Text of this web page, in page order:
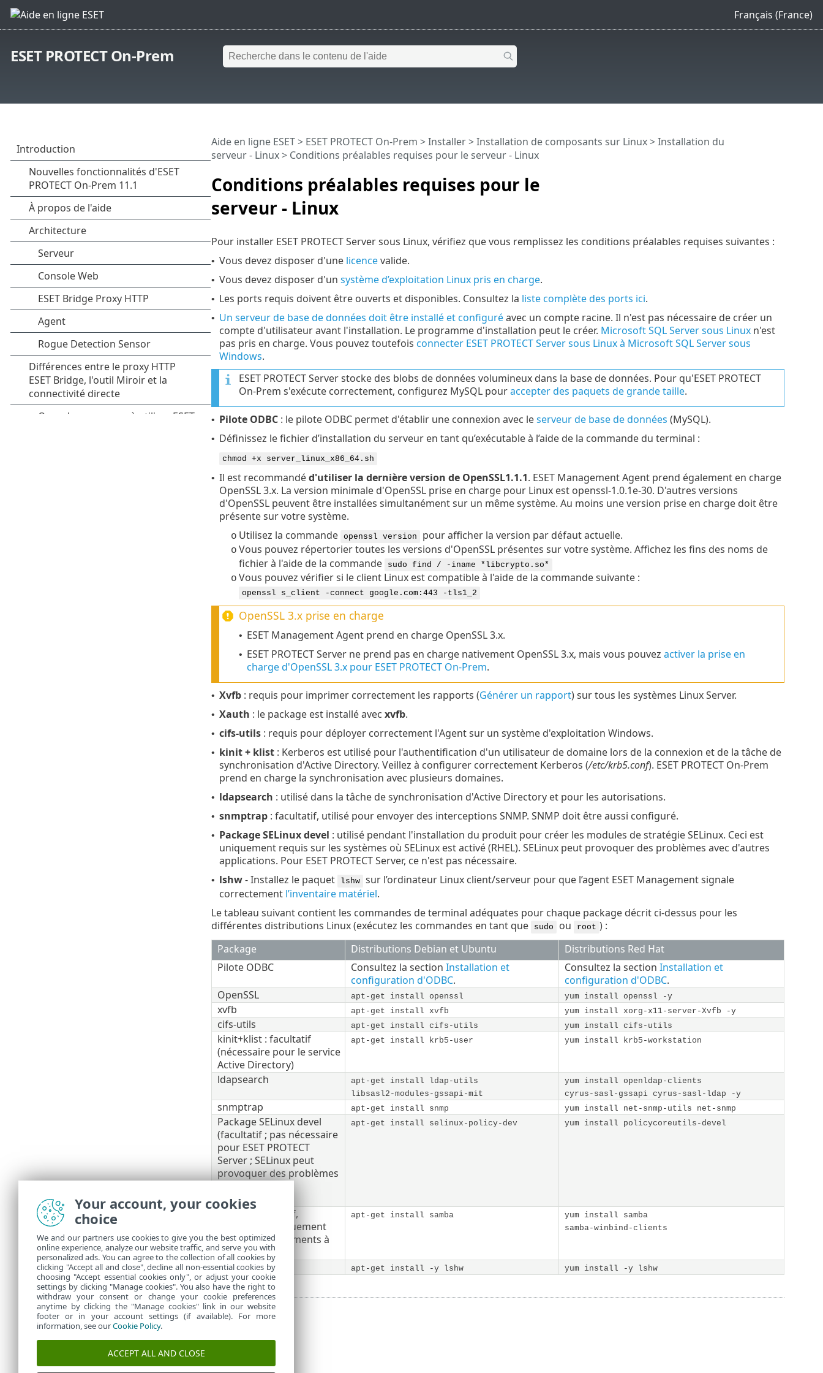
Français (France)
ESET PROTECT On-Prem
Conditions préalables requises pour le
serveur - Linux
Aide en ligne ESET> ESET PROTECT On-Prem >Installer>Installation de composants sur Linux>Installation du
serveur - Linux> Conditions préalables requises pour le serveur - Linux
Pour installer ESET PROTECT Server sous Linux, vérifiez que vous remplissez les conditions préalables requises suivantes :
• Vous devez disposer d'une licencevalide.
• Vous devez disposer d'un système d’exploitation Linux pris en charge.
• Les ports requis doivent être ouverts et disponibles. Consultez la liste complète des ports ici.
• Un serveur de base de données doit être installé et configuréavec un compte racine. Il n'est pas nécessaire de créer un
compte d'utilisateur avant l'installation. Le programme d'installation peut le créer. Microsoft SQL Server sous Linuxn'est
pas pris en charge. Vous pouvez toutefois connecter ESET PROTECT Server sous Linux à Microsoft SQL Server sous
Windows.
ESET PROTECT Server stocke des blobs de données volumineux dans la base de données. Pour qu'ESET PROTECT
On-Prem s'exécute correctement, configurez MySQL pouraccepter des paquets de grande taille.
• Pilote ODBC: le pilote ODBC permet d'établir une connexion avec leserveur de base de données (MySQL).
• Définissez le fichier d’installation du serveur en tant qu’exécutable à l’aide de la commande du terminal :
chmod +x server_linux_x86_64.sh
• Il est recommandéd'utiliser la dernière version de OpenSSL1.1.1. ESET Management Agent prend également en charge
OpenSSL 3.x. La version minimale d'OpenSSL prise en charge pour Linux est openssl-1.0.1e-30. D'autres versions
d'OpenSSL peuvent être installées simultanément sur un même système. Au moins une version prise en charge doit être
présente sur votre système.
o Utilisez la commande openssl version pour afficher la version par défaut actuelle.
o Vous pouvez répertorier toutes les versions d'OpenSSLprésentes sur votre système. Affichez les fins des noms de
fichier à l'aide de la commande
sudo find / -iname *libcrypto.so*
o Vous pouvez vérifier si le client Linux est compatible à l'aide de la commande suivante :
openssl s_client -connect google.com:443 -tls1_2
OpenSSL 3.xprise en charge
• ESET Management Agent prend en charge OpenSSL 3.x.
• ESET PROTECT Server ne prend pas en charge nativement OpenSSL 3.x, mais vous pouvez activer la prise en
charge d'OpenSSL 3.x pour ESET PROTECT On-Prem.
• Xvfb: requis pour imprimer correctement les rapports (Générer un rapport) sur tous les systèmes Linux Server.
• Xauth : le package est installé avec xvfb.
• cifs-utils: requis pour déployer correctement l'Agent sur un système d'exploitation Windows.
• kinit + klist: Kerberos est utilisé pour l'authentification d'un utilisateur de domaine lors de la connexion et de la tâche de
synchronisation d'Active Directory. Veillez à configurer correctement Kerberos (/etc/krb5.conf). ESET PROTECT On-Prem
prend en charge la synchronisation avec plusieurs domaines.
• ldapsearch : utilisé dans la tâche de synchronisation d'Active Directory et pour les autorisations.
• snmptrap: facultatif, utilisé pour envoyer des interceptions SNMP. SNMP doit être aussi configuré.
• Package SELinux devel : utilisé pendant l'installation du produit pour créer les modules de stratégie SELinux. Ceci est
uniquement requis sur les systèmes où SELinux est activé (RHEL). SELinux peut provoquer des problèmes avec d'autres
applications. Pour ESET PROTECT Server, ce n'est pas nécessaire.
• lshw- Installez le paquet lshw
sur l’ordinateur Linux client/serveur pour que l’agent ESET Management signale
correctement l’inventaire matériel.
Le tableau suivant contient les commandes de terminal adéquates pour chaque package décrit ci-dessus pour les
différentes distributions Linux (exécutez les commandes en tant que
sudo ou root ) :
Package
Distributions Debian et Ubuntu
Distributions Red Hat
Pilote ODBC
Consultez la section Installation et
configuration d'ODBC.
Consultez la section Installation et
configuration d'ODBC.
OpenSSL
apt-get install openssl yum install openssl -y
xvfb apt-get install xvfb yum install xorg-x11-server-Xvfb -y
cifs-utils apt-get install cifs-utils yum install cifs-utils
kinit+klist : facultatif
(nécessaire pour le service
Active Directory)
apt-get install krb5-user yum install krb5-workstation
ldapsearch
apt-get install ldap-utils
libsasl2-modules-gssapi-mit
yum install openldap-clients
cyrus-sasl-gssapi cyrus-sasl-ldap -y
snmptrap apt-get install snmp yum install net-snmp-utils net-snmp
Package SELinux devel
(facultatif ; pas nécessaire
pour ESET PROTECT
Server ; SELinux peut
provoquer des problèmes
applications).
apt-get install selinux-policy-dev yum install policycoreutils-devel
samba (facultatif,
nécessaire uniquement
pour les déploiements à
distance)
apt-get install samba
yum install samba
samba-winbind-clients
lshw apt-get install -y lshw yum install -y lshw
Your account, your cookies
choice
We and our partners use cookies to give you the best optimized
online experience, analyze our website traffic, and serve you with
personalized ads. You can agree to the collection of all cookies by
clicking "Accept all and close", decline all non-essential cookies by
choosing "Accept essential cookies only", or adjust your cookie
settings by clicking "Manage cookies". You also have the right to
withdraw your consent or change your cookie preferences
anytime by clicking the "Manage cookies" link in our website
footer or in your account settings (if available). For more
information, see ourCookie Policy.
ACCEPT ALL AND CLOSE